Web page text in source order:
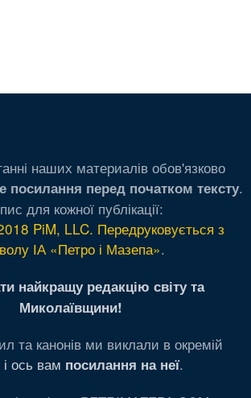
наших материалів обов'язково
посилання перед початком тексту.
для кожної публікації:
PiM, LLC. Передруковується з
ІА «Петро і Мазепа».
найкращу редакцію світу та
Миколаївщини!
та канонів ми виклали в окремій
і ось вам посилання на неї.